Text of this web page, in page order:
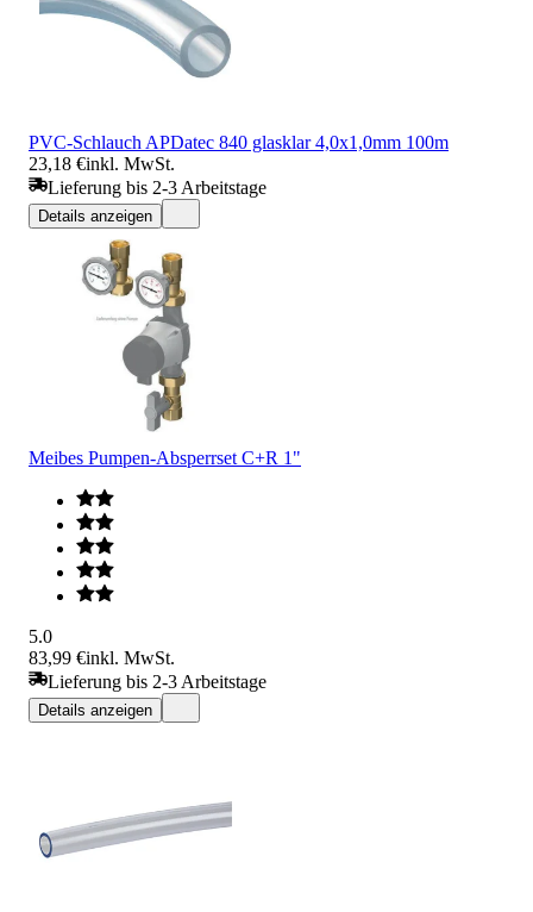
PVC-Schlauch APDatec 840 glasklar 4,0x1,0mm 100m
23,18 €inkl. MwSt.
Lieferung bis 2-3 Arbeitstage
Details anzeigen
Meibes Pumpen-Absperrset C+R 1"
5.0
83,99 €inkl. MwSt.
Lieferung bis 2-3 Arbeitstage
Details anzeigen